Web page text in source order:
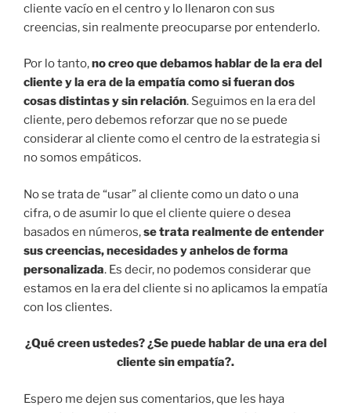
cliente vacío en el centro y lo llenaron con sus
creencias, sin realmente preocuparse por entenderlo.
Por lo tanto,no creo que debamos hablar de la era del
cliente y la era de la empatía como si fueran dos
cosas distintas y sin relación. Seguimos en la era del
cliente, pero debemos reforzar que no se puede
considerar al cliente como el centro de la estrategia si
no somos empáticos.
No se trata de “usar” al cliente como un dato o una
cifra, o de asumir lo que el cliente quiere o desea
basados en números,se trata realmente de entender
sus creencias, necesidades y anhelos de forma
personalizada. Es decir, no podemos considerar que
estamos en la era del cliente si no aplicamos la empatía
con los clientes.
¿Qué creen ustedes? ¿Se puede hablar de una era del
cliente sin empatía?.
Espero me dejen sus comentarios, que les haya